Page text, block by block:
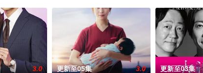
3.0 更新至05集 3.0 更新至03集